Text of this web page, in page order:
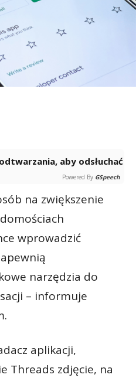
Powered By GSpeech
na zwiększenie
wprowadzić
narzędzia do
– informuje
aplikacji,
Threads zdjęcie, na